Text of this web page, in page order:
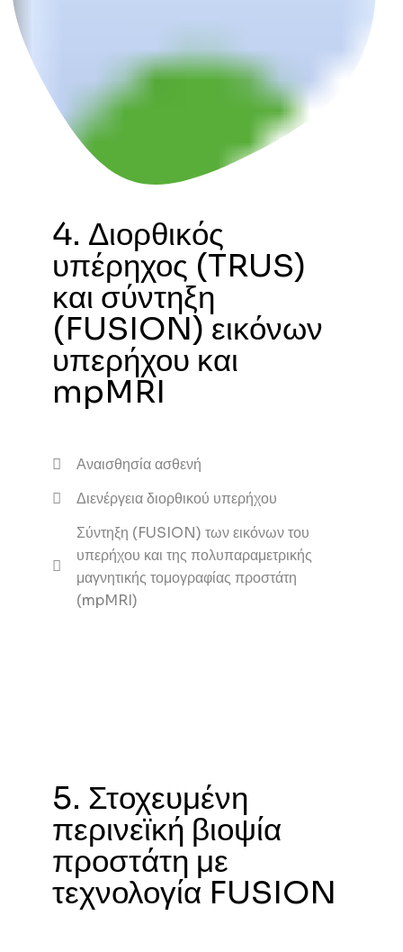
4. Διορθικός
υπέρηχος (TRUS)
και σύντηξη
(FUSION) εικόνων
υπερήχου και
mpMRI
Αναισθησία ασθενή
Διενέργεια διορθικού υπερήχου
Σύντηξη (FUSION) των εικόνων του
υπερήχου και της πολυπαραμετρικής
μαγνητικής τομογραφίας προστάτη
(mpMRI)​
5. Στοχευμένη
περινεϊκή βιοψία
προστάτη με
τεχνολογία FUSION